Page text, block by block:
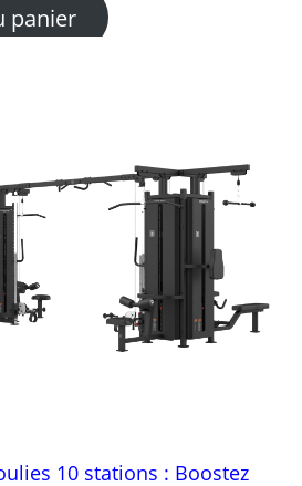
panier
10 stations : Boostez